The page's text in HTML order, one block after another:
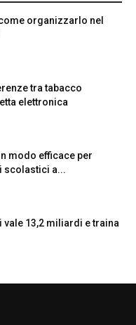
organizzarlo nel
tra tabacco
elettronica
modo efficace per
scolastici a...
vale 13,2 miliardi e traina